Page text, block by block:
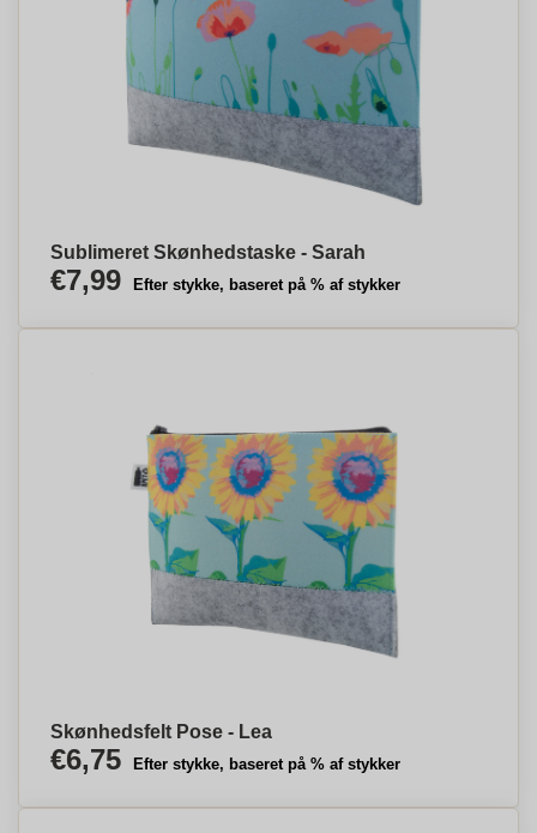
Sublimeret Skønhedstaske - Sarah
€7,99 Efter stykke, baseret på % af stykker
Skønhedsfelt Pose - Lea
€6,75 Efter stykke, baseret på % af stykker